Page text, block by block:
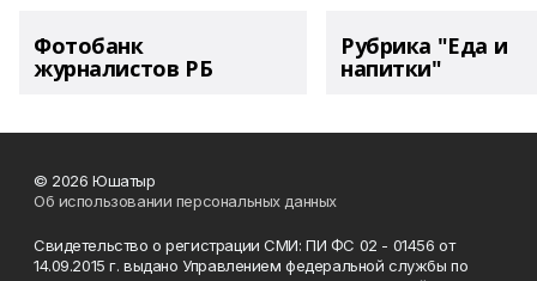
Фотобанк
журналистов РБ
Рубрика "Еда и
напитки"
© 2026 Юшатыр
Об использовании персональных данных
Свидетельство о регистрации СМИ: ПИ ФС 02 - 01456 от
14.09.2015 г. выдано Управлением федеральной службы по